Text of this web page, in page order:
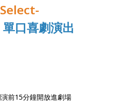
口喜劇演出
前15分鐘開放進劇場